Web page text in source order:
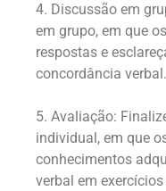
4. Discussão em
em grupo, em que
respostas e
concordância verbal.
5. Avaliação:
individual, em que
conhecimentos
verbal em